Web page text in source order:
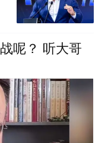
呢？ 听大哥